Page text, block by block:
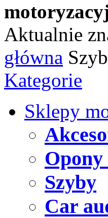
Aktualnie
główna
Kategorie
Sklepy
Szyby
Car